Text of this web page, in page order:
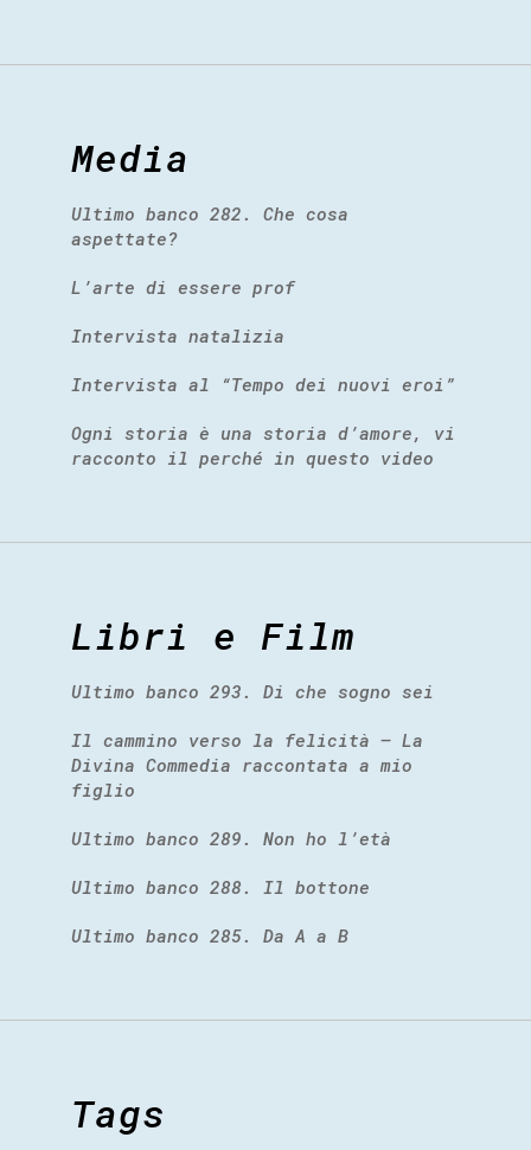
Media
Ultimo banco 282. Che cosa
aspettate?
L’arte di essere prof
Intervista natalizia
Intervista al “Tempo dei nuovi eroi”
Ogni storia è una storia d’amore, vi
racconto il perché in questo video
Libri e Film
Ultimo banco 293. Di che sogno sei
Il cammino verso la felicità – La
Divina Commedia raccontata a mio
figlio
Ultimo banco 289. Non ho l’età
Ultimo banco 288. Il bottone
Ultimo banco 285. Da A a B
Tags